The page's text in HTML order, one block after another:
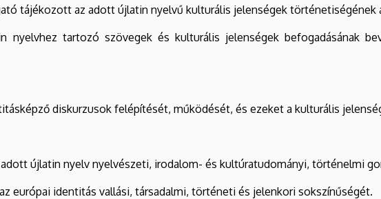
tájékozott az adott újlatin nyelvű kulturális jelenségek
nyelvhez tartozó szövegek és kulturális jelenségek befogadásának
diskurzusok felépítését, működését, és ezeket a kulturális
újlatin nyelv nyelvészeti, irodalom- és kultúratudományi, történelmi
európai identitás vallási, társadalmi, történeti és jelenkori sokszínűségét.